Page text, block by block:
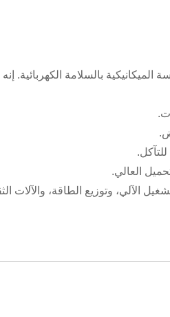
بالسلامة الكهربائية.
العالي.
الآلي، وتوزيع الطاقة، والآلات